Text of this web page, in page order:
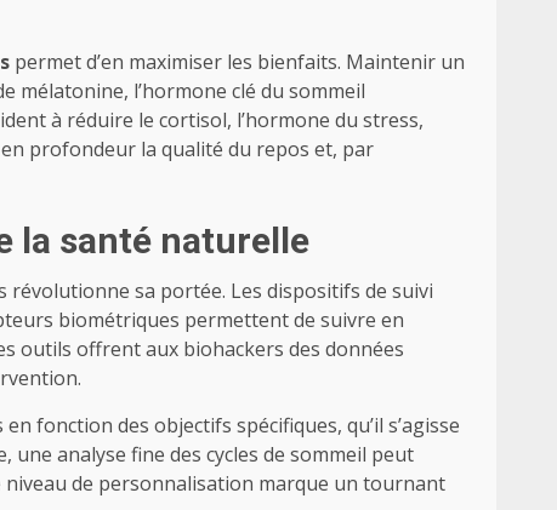
permet d’en maximiser les bienfaits. Maintenir un
mélatonine, l’hormone clé du sommeil
à réduire le cortisol, l’hormone du stress,
profondeur la qualité du repos et, par
la santé naturelle
sa portée. Les dispositifs de suivi
biométriques permettent de suivre en
outils offrent aux biohackers des données
fonction des objectifs spécifiques, qu’il s’agisse
une analyse fine des cycles de sommeil peut
niveau de personnalisation marque un tournant